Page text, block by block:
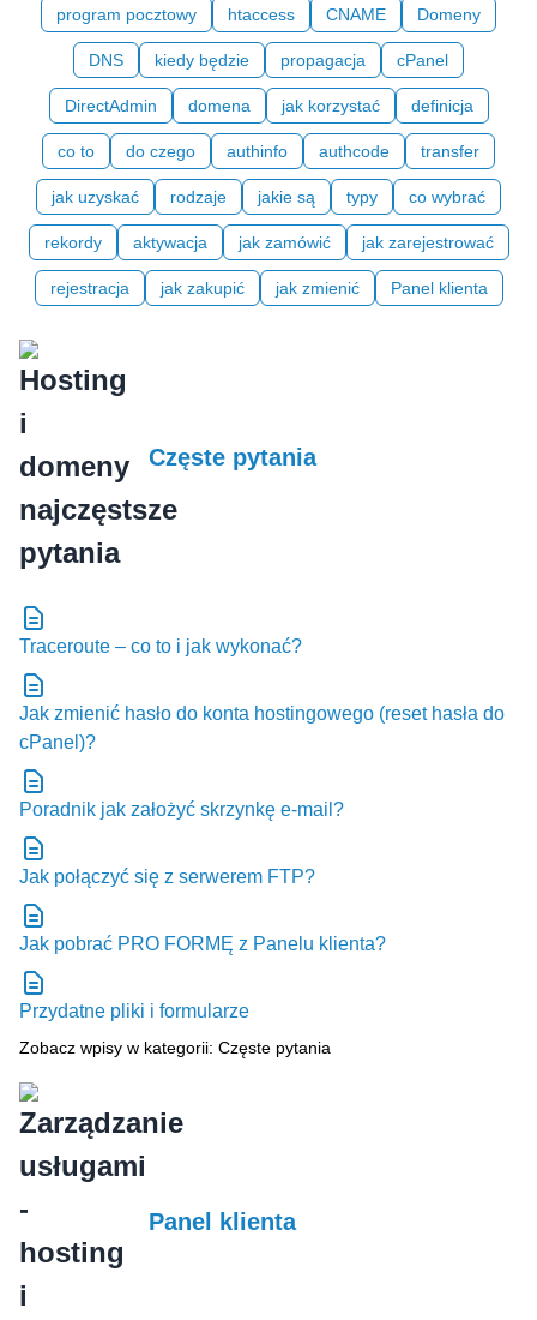
program pocztowy htaccess CNAME Domeny
DNS kiedy będzie propagacja cPanel
DirectAdmin domena jak korzystać definicja
co to do czego authinfo authcode transfer
jak uzyskać rodzaje jakie są typy co wybrać
rekordy aktywacja jak zamówić jak zarejestrować
rejestracja jak zakupić jak zmienić Panel klienta
Częste pytania
Traceroute – co to i jak wykonać?
Jak zmienić hasło do konta hostingowego (reset hasła do
cPanel)?
Poradnik jak założyć skrzynkę e-mail?
Jak połączyć się z serwerem FTP?
Jak pobrać PRO FORMĘ z Panelu klienta?
Przydatne pliki i formularze
Zobacz wpisy w kategorii: Częste pytania
Panel klienta